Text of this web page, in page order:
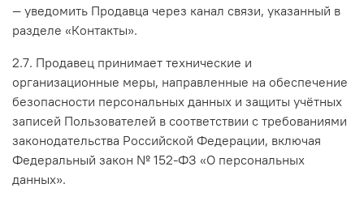
— уведомить Продавца через канал связи, указанный в
разделе «Контакты».
2.7. Продавец принимает технические и
организационные меры, направленные на обеспечение
безопасности персональных данных и защиты учётных
записей Пользователей в соответствии с требованиями
законодательства Российской Федерации, включая
Федеральный закон № 152-ФЗ «О персональных
данных».